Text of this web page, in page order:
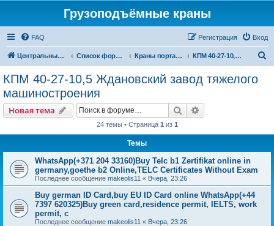
Грузоподъёмные краны
FAQ Вход
Регистрация
Центральный сайт Список форумов Краны портальные КПМ 40-27-10,5 Ждановский завод тяжелого машиностроения
КПМ 40-27-10,5 Ждановский завод тяжелого
машиностроения
Новая тема Поиск
24 темы • Страница 1 из 1
Темы
WhatsApp(+371 204 33160)Buy Telc b1 Zertifikat online in
germany,goethe b2 Online,TELC Certificates Without Exam
Последнее сообщение makeolis11 « Вчера, 23:26
Buy german ID Card,buy EU ID Card online WhatsApp(+44
7397 620325)Buy green card,residence permit, IELTS, work
permit, c
Последнее сообщение makeolis11 « Вчера, 23:26